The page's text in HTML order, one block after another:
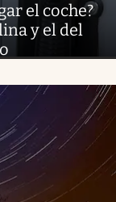
el coche?
y el del